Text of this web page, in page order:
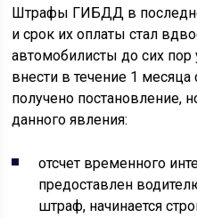
Штрафы ГИБДД в
и срок их оплаты стал
автомобилисты до сих
внести в течение 1
получено постановление,
данного явления:
отсчет временного
предоставлен
штраф, начинается